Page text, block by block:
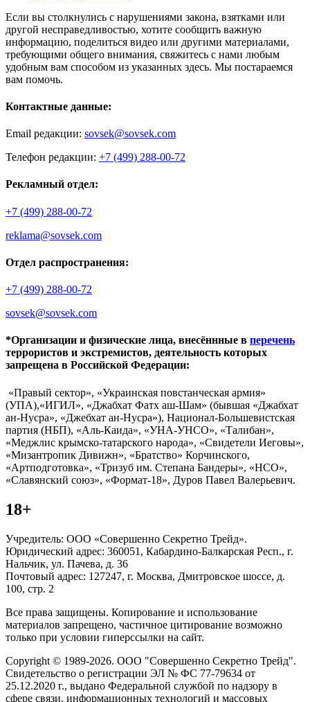
Если вы столкнулись с нарушениями закона, взятками или
другой несправедливостью, хотите сообщить важную
информацию, поделиться видео или другими материалами,
требующими общего внимания, свяжитесь с нами любым
удобным вам способом из указанных здесь. Мы постараемся
вам помочь.
Контактные данные:
Email редакции: sovsek@sovsek.com
Телефон редакции: +7 (499) 288-00-72
Рекламный отдел:
+7 (499) 288-00-72
reklama@sovsek.com
Отдел распространения:
+7 (499) 288-00-72
sovsek@sovsek.com
*Организации и физические лица, внесённные в перечень
террористов и экстремистов, деятельность которых
запрещена в Российской Федерации:
«Правый сектор», «Украинская повстанческая армия»
(УПА),«ИГИЛ», «Джабхат Фатх аш-Шам» (бывшая «Джабхат
ан-Нусра», «Джебхат ан-Нусра»), Национал-Большевистская
партия (НБП), «Аль-Каида», «УНА-УНСО», «Талибан»,
«Меджлис крымско-татарского народа», «Свидетели Иеговы»,
«Мизантропик Дивижн», «Братство» Корчинского,
«Артподготовка», «Тризуб им. Степана Бандеры», «НСО»,
«Славянский союз», «Формат-18», Дуров Павел Валерьевич.
18+
Учредитель: ООО «Совершенно Секретно Трейд».
Юридический адрес: 360051, Кабардино-Балкарская Респ., г.
Нальчик, ул. Пачева, д. 36
Почтовый адрес: 127247, г. Москва, Дмитровское шоссе, д.
100, стр. 2
Все права защищены. Копирование и использование
материалов запрещено, частичное цитирование возможно
только при условии гиперссылки на сайт.
Copyright © 1989-2026. ООО "Совершенно Секретно Трейд".
Свидетельство о регистрации ЭЛ № ФС 77-79634 от
25.12.2020 г., выдано Федеральной службой по надзору в
сфере связи, информационных технологий и массовых